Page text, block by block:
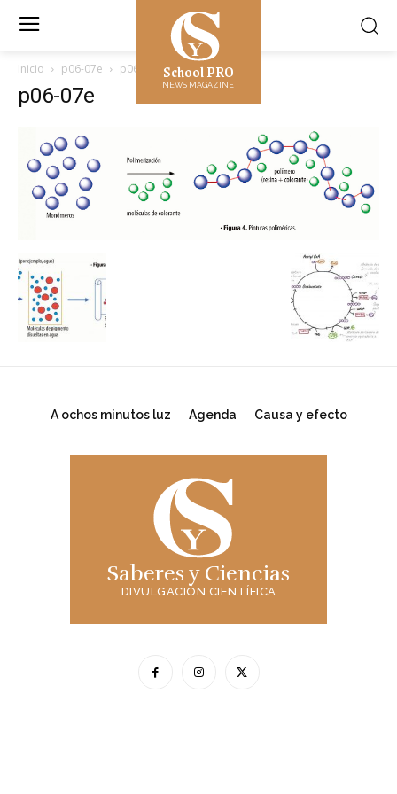
School PRO
NEWS MAGAZINE
Inicio p06-07e p06-07e
p06-07e
A ochos minutos luz Agenda Causa y efecto
Saberes y Ciencias
DIVULGACIÓN CIENTÍFICA